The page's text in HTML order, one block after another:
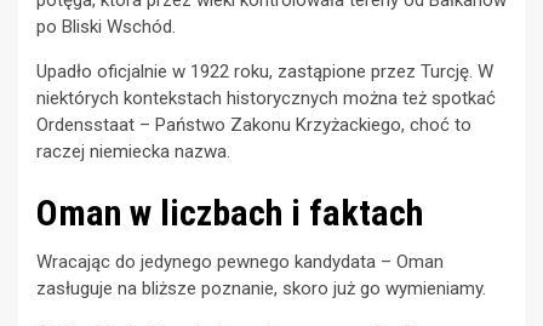
po Bliski Wschód.
Upadło oficjalnie w 1922 roku, zastąpione przez Turcję. W
niektórych kontekstach historycznych można też spotkać
Ordensstaat – Państwo Zakonu Krzyżackiego, choć to
raczej niemiecka nazwa.
Oman w liczbach i faktach
Wracając do jedynego pewnego kandydata – Oman
zasługuje na bliższe poznanie, skoro już go wymieniamy.